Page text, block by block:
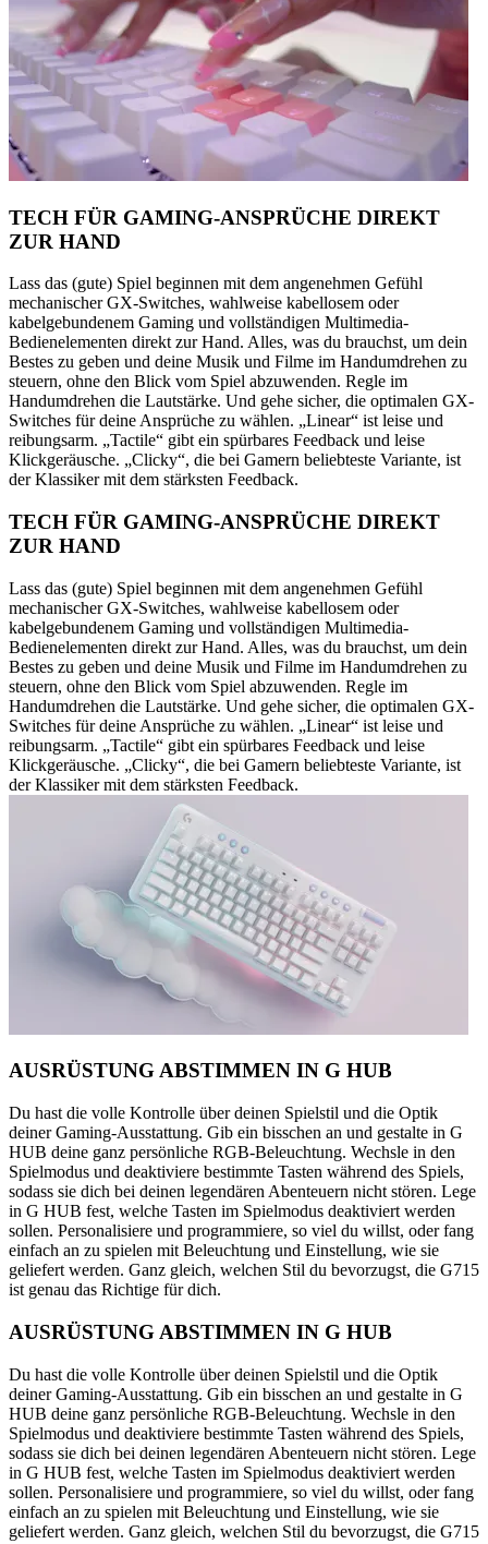
TECH FÜR GAMING-ANSPRÜCHE DIREKT
ZUR HAND
Lass das (gute) Spiel beginnen mit dem angenehmen Gefühl
mechanischer GX-Switches, wahlweise kabellosem oder
kabelgebundenem Gaming und vollständigen Multimedia-
Bedienelementen direkt zur Hand. Alles, was du brauchst, um dein
Bestes zu geben und deine Musik und Filme im Handumdrehen zu
steuern, ohne den Blick vom Spiel abzuwenden. Regle im
Handumdrehen die Lautstärke. Und gehe sicher, die optimalen GX-
Switches für deine Ansprüche zu wählen. „Linear“ ist leise und
reibungsarm. „Tactile“ gibt ein spürbares Feedback und leise
Klickgeräusche. „Clicky“, die bei Gamern beliebteste Variante, ist
der Klassiker mit dem stärksten Feedback.
TECH FÜR GAMING-ANSPRÜCHE DIREKT
ZUR HAND
Lass das (gute) Spiel beginnen mit dem angenehmen Gefühl
mechanischer GX-Switches, wahlweise kabellosem oder
kabelgebundenem Gaming und vollständigen Multimedia-
Bedienelementen direkt zur Hand. Alles, was du brauchst, um dein
Bestes zu geben und deine Musik und Filme im Handumdrehen zu
steuern, ohne den Blick vom Spiel abzuwenden. Regle im
Handumdrehen die Lautstärke. Und gehe sicher, die optimalen GX-
Switches für deine Ansprüche zu wählen. „Linear“ ist leise und
reibungsarm. „Tactile“ gibt ein spürbares Feedback und leise
Klickgeräusche. „Clicky“, die bei Gamern beliebteste Variante, ist
der Klassiker mit dem stärksten Feedback.
AUSRÜSTUNG ABSTIMMEN IN G HUB
Du hast die volle Kontrolle über deinen Spielstil und die Optik
deiner Gaming-Ausstattung. Gib ein bisschen an und gestalte in G
HUB deine ganz persönliche RGB-Beleuchtung. Wechsle in den
Spielmodus und deaktiviere bestimmte Tasten während des Spiels,
sodass sie dich bei deinen legendären Abenteuern nicht stören. Lege
in G HUB fest, welche Tasten im Spielmodus deaktiviert werden
sollen. Personalisiere und programmiere, so viel du willst, oder fang
einfach an zu spielen mit Beleuchtung und Einstellung, wie sie
geliefert werden. Ganz gleich, welchen Stil du bevorzugst, die G715
ist genau das Richtige für dich.
AUSRÜSTUNG ABSTIMMEN IN G HUB
Du hast die volle Kontrolle über deinen Spielstil und die Optik
deiner Gaming-Ausstattung. Gib ein bisschen an und gestalte in G
HUB deine ganz persönliche RGB-Beleuchtung. Wechsle in den
Spielmodus und deaktiviere bestimmte Tasten während des Spiels,
sodass sie dich bei deinen legendären Abenteuern nicht stören. Lege
in G HUB fest, welche Tasten im Spielmodus deaktiviert werden
sollen. Personalisiere und programmiere, so viel du willst, oder fang
einfach an zu spielen mit Beleuchtung und Einstellung, wie sie
geliefert werden. Ganz gleich, welchen Stil du bevorzugst, die G715